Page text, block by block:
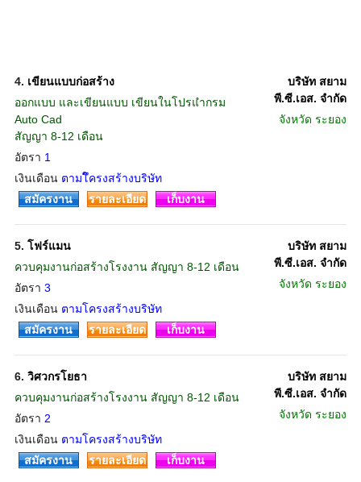
4. เขียนแบบก่อสร้าง
ออกแบบ และเขียนแบบ เขียนในโปรแำกรม
Auto Cad
สัญญา 8-12 เดือน
อัตรา 1
เงินเดือน ตามโึครงสร้างบริษัท
บริษัท สยาม
พี.ซี.เอส. จำกัด
จังหวัด ระยอง
สมัครงาน รายละเอียด เก็บงาน
5. โฟร์แมน
ควบคุมงานก่อสร้างโรงงาน สัญญา 8-12 เดือน
อัตรา 3
เงินเดือน ตามโครงสร้างบริษัท
บริษัท สยาม
พี.ซี.เอส. จำกัด
จังหวัด ระยอง
สมัครงาน รายละเอียด เก็บงาน
6. วิศวกรโยธา
ควบคุมงานก่อสร้างโรงงาน สัญญา 8-12 เดือน
อัตรา 2
เงินเดือน ตามโครงสร้างบริษัท
บริษัท สยาม
พี.ซี.เอส. จำกัด
จังหวัด ระยอง
สมัครงาน รายละเอียด เก็บงาน